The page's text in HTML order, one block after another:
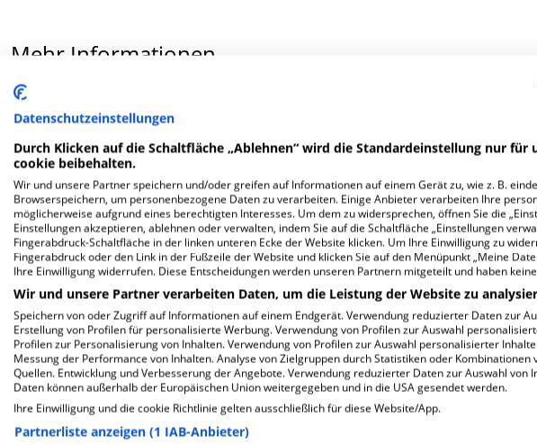
Mehr Informationen
FAQ
Hier ﬁnden Sie häuﬁg gestellte Fragen zu dieser Klinik.
Wie lautet die Adresse von HELIOS MVZ Leipzig I Außenstelle
Bornaische Str. 46
04416 Markkleeberg
Wie ist die Telefonnummer von HELIOS MVZ Leipzig I Außenstelle
Datenschutzeinstellungen
Durch Klicken auf die Schaltfläche „Ablehnen“ wird die Standardeinstellung nur
cookie beibehalten.
Wir und unsere Partner speichern und/oder greifen auf Informationen auf einem Gerät zu, wie z. B.
Browserspeichern, um personenbezogene Daten zu verarbeiten. Einige Anbieter verarbeiten Ihre
möglicherweise aufgrund eines berechtigten Interesses. Um dem zu widersprechen, öffnen Sie die
Einstellungen akzeptieren, ablehnen oder verwalten, indem Sie auf die Schaltfläche „Einstellungen
Fingerabdruck-Schaltfläche in der linken unteren Ecke der Website klicken. Um Ihre Einwilligung zu
Fingerabdruck oder den Link in der Fußzeile der Website und klicken Sie auf den Menüpunkt „Meine
Ihre Einwilligung widerrufen. Diese Entscheidungen werden unseren Partnern mitgeteilt und haben
Wir und unsere Partner verarbeiten Daten, um die Leistung der Website zu
Speichern von oder Zugriff auf Informationen auf einem Endgerät. Verwendung reduzierter Daten zur
Erstellung von Profilen für personalisierte Werbung. Verwendung von Profilen zur Auswahl
Profilen zur Personalisierung von Inhalten. Verwendung von Profilen zur Auswahl personalisierter
Messung der Performance von Inhalten. Analyse von Zielgruppen durch Statistiken oder Kombinationen
Quellen. Entwicklung und Verbesserung der Angebote. Verwendung reduzierter Daten zur Auswahl von
Daten können außerhalb der Europäischen Union weitergegeben und in die USA gesendet werden.
Ihre Einwilligung und die cookie Richtlinie gelten ausschließlich für diese Website/App.
Partnerliste anzeigen (1 IAB-Anbieter)